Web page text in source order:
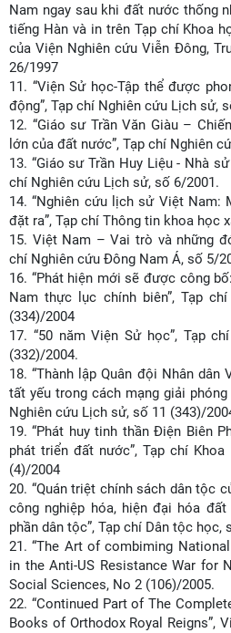
Nam ngay sau khi đất nước thống
tiếng Hàn và in trên Tạp chí Khoa
của Viện Nghiên cứu Viễn Đông,
26/1997
11. “Viện Sử học-Tập thể được
động”, Tạp chí Nghiên cứu Lịch sử,
12. “Giáo sư Trần Văn Giàu –
lớn của đất nước”, Tạp chí Nghiên
13. “Giáo sư Trần Huy Liệu - Nhà
chí Nghiên cứu Lịch sử, số 6/2001.
14. “Nghiên cứu lịch sử Việt Nam:
đặt ra”, Tạp chí Thông tin khoa học
15. Việt Nam – Vai trò và những
chí Nghiên cứu Đông Nam Á, số 5/
16. “Phát hiện mới sẽ được công
Nam thực lục chính biên”, Tạp
(334)/2004
17. “50 năm Viện Sử học”, Tạp
(332)/2004.
18. “Thành lập Quân đội Nhân
tất yếu trong cách mạng giải
Nghiên cứu Lịch sử, số 11 (343)/
19. “Phát huy tinh thần Điện Biên
phát triển đất nước”, Tạp chí
(4)/2004
20. “Quán triệt chính sách dân tộc
công nghiệp hóa, hiện đại hóa
phần dân tộc”, Tạp chí Dân tộc học,
21. “The Art of combiming
in the Anti-US Resistance War for
Social Sciences, No 2 (106)/2005.
22. “Continued Part of The
Books of Orthodox Royal Reigns”,